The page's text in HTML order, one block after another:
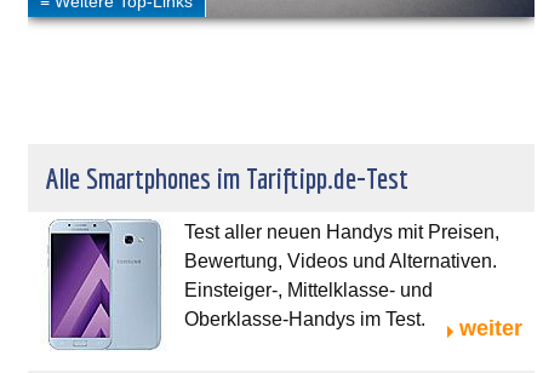
Alle Smartphones im Tariftipp.de-Test
Test aller neuen Handys mit Preisen,
Bewertung, Videos und Alternativen.
Einsteiger-, Mittelklasse- und
Oberklasse-Handys im Test.
weiter